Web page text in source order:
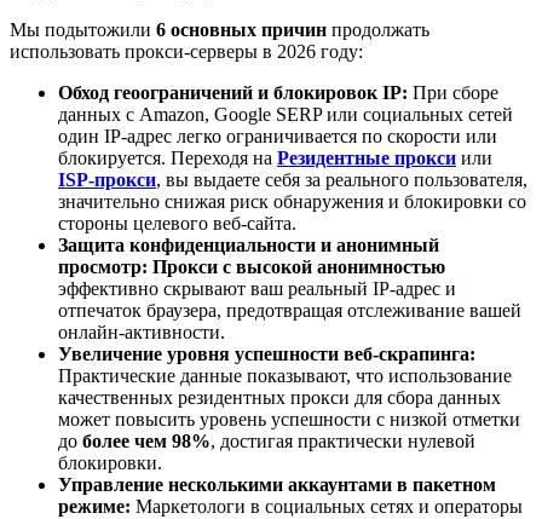
Мы подытожили 6 основных причин продолжать
использовать прокси-серверы в 2026 году:
Обход геоограничений и блокировок IP: При сборе
данных с Amazon, Google SERP или социальных сетей
один IP-адрес легко ограничивается по скорости или
блокируется. Переходя на Резидентные прокси или
ISP-прокси, вы выдаете себя за реального пользователя,
значительно снижая риск обнаружения и блокировки со
стороны целевого веб-сайта.
Защита конфиденциальности и анонимный
просмотр: Прокси с высокой анонимностью
эффективно скрывают ваш реальный IP-адрес и
отпечаток браузера, предотвращая отслеживание вашей
онлайн-активности.
Увеличение уровня успешности веб-скрапинга:
Практические данные показывают, что использование
качественных резидентных прокси для сбора данных
может повысить уровень успешности с низкой отметки
до более чем 98%, достигая практически нулевой
блокировки.
Управление несколькими аккаунтами в пакетном
режиме: Маркетологи в социальных сетях и операторы